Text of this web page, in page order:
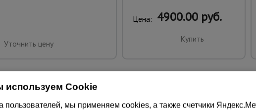
Уточнить цену
Цена: 4900.00 руб.
Купить
используем Cookie
мы применяем cookies, а также счетчики